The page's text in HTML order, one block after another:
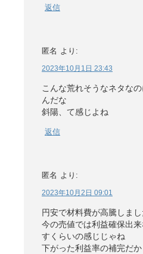
返信
匿名 より:
2023年10月1日 23:43
こんな荒れそうなネタな
んだな
斜陽、て感じよね
返信
匿名 より:
2023年10月2日 09:01
円安で材料費が高騰しまし
今の売値では利益確保出
すくらいの感じじゃね
下がった利益率の補完だ